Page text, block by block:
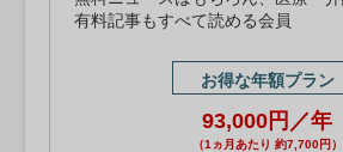
有料記事もすべて読める会員
お得な年額プラン
93,000円／年
（1ヵ月あたり 約7,700円）